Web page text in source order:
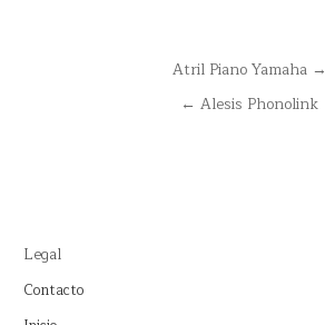
NavegaciónAtril Piano Yamaha →
← Alesis Phonolink
Legal
Contacto